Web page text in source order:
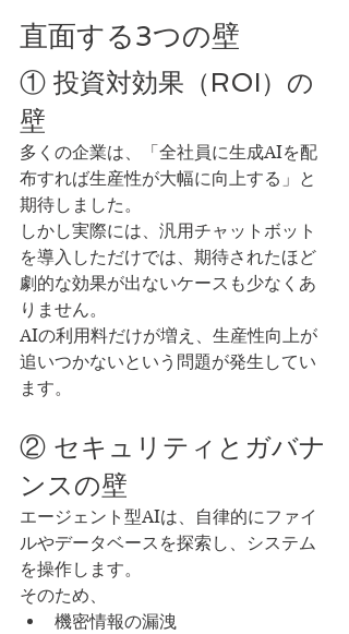
直面する3つの壁
① 投資対効果（ROI）の
壁
多くの企業は、「全社員に生成AIを配
布すれば生産性が大幅に向上する」と
期待しました。
しかし実際には、汎用チャットボット
を導入しただけでは、期待されたほど
劇的な効果が出ないケースも少なくあ
りません。
AIの利用料だけが増え、生産性向上が
追いつかないという問題が発生してい
ます。
② セキュリティとガバナ
ンスの壁
エージェント型AIは、自律的にファイ
ルやデータベースを探索し、システム
を操作します。
そのため、
機密情報の漏洩